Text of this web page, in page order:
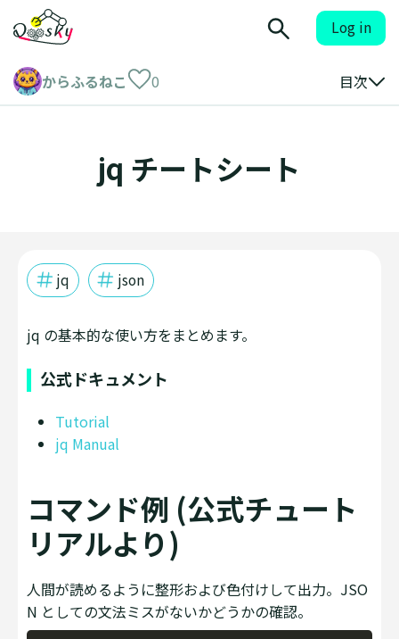
Log in
からふるねこ 0 目次
jq チートシート
jq json
jq の基本的な使い方をまとめます。
公式ドキュメント
Tutorial
jq Manual
コマンド例 (公式チュート
リアルより)
人間が読めるように整形および色付けして出力。JSO
N としての文法ミスがないかどうかの確認。